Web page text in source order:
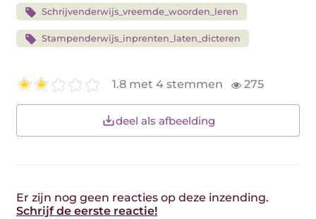
Schrijvenderwijs_vreemde_woorden_leren
Stampenderwijs_inprenten_laten_dicteren
1.8 met 4 stemmen 275
deel als afbeelding
Er zijn nog geen reacties op deze inzending.
Schrijf de eerste reactie!